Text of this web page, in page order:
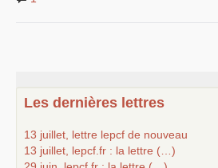
Les dernières lettres
13 juillet, lettre lepcf de nouveau
13 juillet, lepcf.fr : la lettre (…)